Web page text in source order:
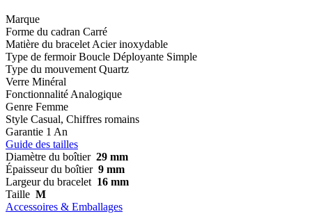
Marque
Forme du cadran Carré
Matière du bracelet Acier inoxydable
Type de fermoir Boucle Déployante Simple
Type du mouvement Quartz
Verre Minéral
Fonctionnalité Analogique
Genre Femme
Style Casual, Chiffres romains
Garantie 1 An
Guide des tailles
Diamètre du boîtier 29 mm
Épaisseur du boîtier 9 mm
Largeur du bracelet 16 mm
Taille M
Accessoires & Emballages